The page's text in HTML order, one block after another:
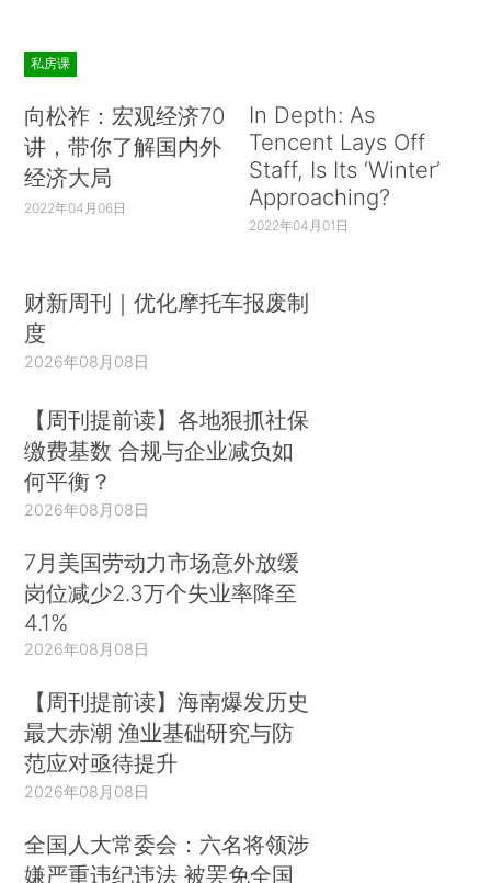
私房课
向松祚：宏观经济70
讲，带你了解国内外
经济大局
2022年04月06日
In Depth: As
Tencent Lays Off
Staff, Is Its ‘Winter’
Approaching?
2022年04月01日
财新周刊｜优化摩托车报废制
度
2026年08月08日
【周刊提前读】各地狠抓社保
缴费基数 合规与企业减负如
何平衡？
2026年08月08日
7月美国劳动力市场意外放缓
岗位减少2.3万个失业率降至
4.1%
2026年08月08日
【周刊提前读】海南爆发历史
最大赤潮 渔业基础研究与防
范应对亟待提升
2026年08月08日
全国人大常委会：六名将领涉
嫌严重违纪违法 被罢免全国